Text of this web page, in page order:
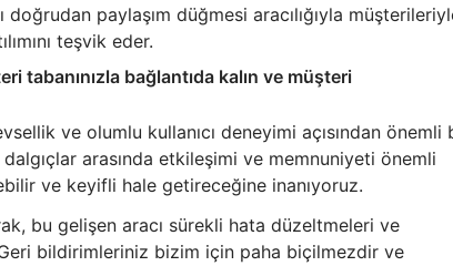
paylaşım düğmesi aracılığıyla
teşvik eder.
tabanınızla bağlantıda kalın ve müşteri
ve olumlu kullanıcı deneyimi açısından önemli
arasında etkileşimi ve memnuniyeti önemli
ve keyifli hale getireceğine inanıyoruz.
bu gelişen aracı sürekli hata düzeltmeleri ve
bildirimleriniz bizim için paha biçilmezdir ve